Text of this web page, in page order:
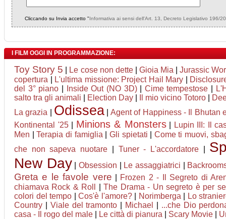
Cliccando su Invia accetto "Informativa ai sensi dell'Art. 13, Decreto Legislativo 196/
I FILM OGGI IN PROGRAMMAZIONE:
Toy Story 5 Le cose non dette| Gioia Mia |Jurassic
copertura
L'ultima missione: Project Hail Mary
del 3° piano
Inside Out (NO 3D)| Cime tempestose
salto tra gli animali
Election Day Il mio vicino Totoro
La grazia
Odissea
Agent of Happiness - Il Bhutan
Kontinental '25| Minions & Monsters|
Lupin III: Il
Men |Terapia di famiglia Gli spietati
Come ti muovi,
che non sapeva nuotare
Tuner - L'accordatore|
New Day
Obsession Le assaggiatrici
Greta e le favole vere
Frozen 2 - Il Segreto di
chiamava Rock & Roll
|The Drama - Un segreto è per
colori del tempo
Cos'è l'amore?| Norimberga
Lo
Country
Viale del tramonto Michael
...che Dio
casa - Il rogo del male
Le città di pianura Scary Movie